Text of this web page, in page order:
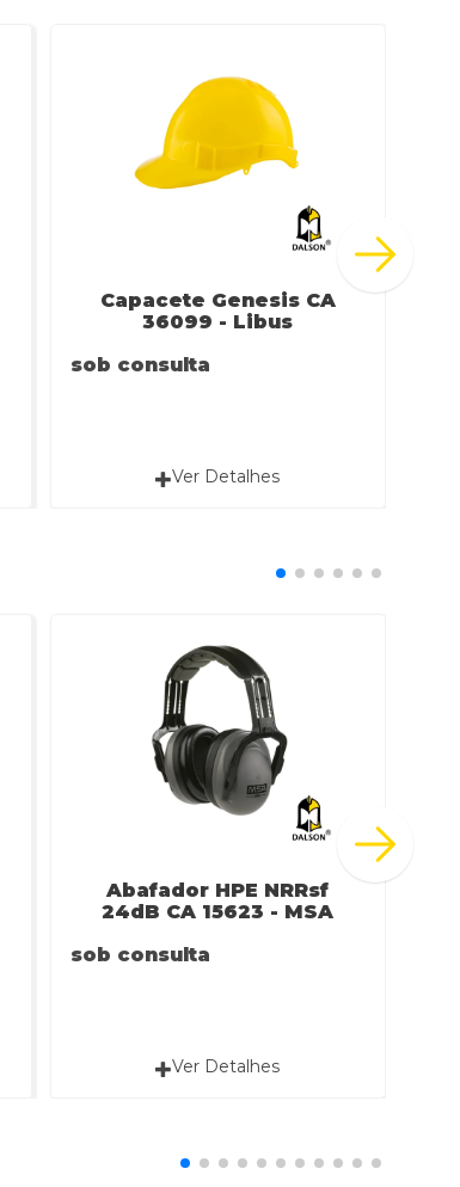
Capacete Genesis CA
36099 - Libus
sob consulta
Ver Detalhes
Abafador HPE NRRsf
24dB CA 15623 - MSA
sob consulta
Ver Detalhes